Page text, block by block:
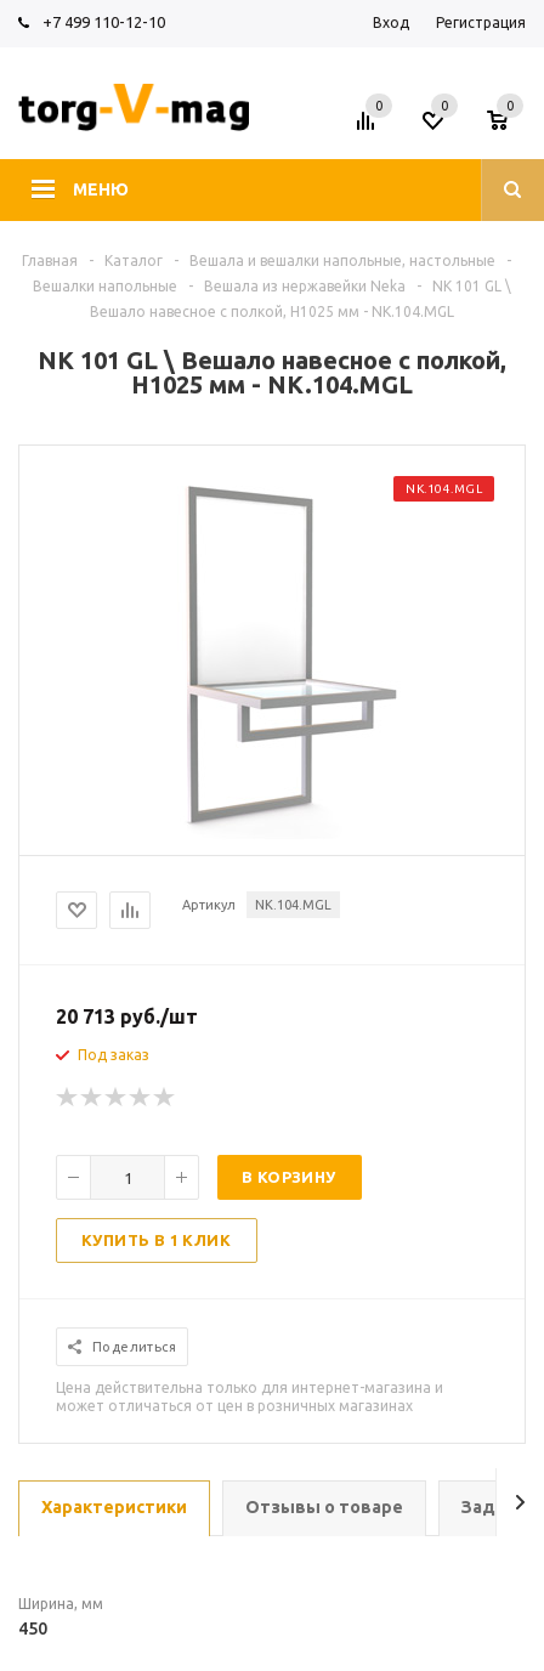
+7 499 110-12-10 Вход Регистрация
МЕНЮ
0 0
0
Главная - Каталог - Вешала и вешалки напольные, настольные
-
Вешалки напольные
- Вешала из нержавейки Neka -
NK 101 GL \
Вешало навесное с полкой, H1025 мм - NK.104.MGL
NK 101 GL \ Вешало навесное с полкой,
H1025 мм - NK.104.MGL
NK.104.MGL
Артикул NK.104.MGL
20 713 руб./шт
Под заказ
В КОРЗИНУ
КУПИТЬ В 1 КЛИК
Поделиться
Цена действительна только для интернет-магазина и
может отличаться от цен в розничных магазинах
Характеристики Отзывы о товаре Задать
Ширина, мм
450